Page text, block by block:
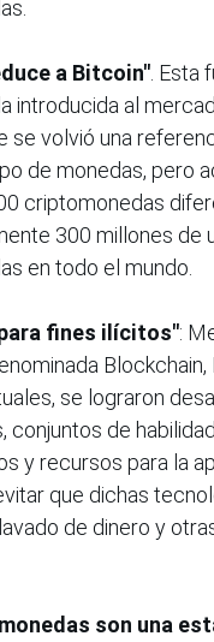
a Bitcoin" . Esta
introducida al
se volvió una
de monedas, pero
criptomonedas
300 millones de
en todo el mundo.
fines ilícitos":
Blockchain,
se lograron
conjuntos de
y recursos para la
que dichas
de dinero y
son una